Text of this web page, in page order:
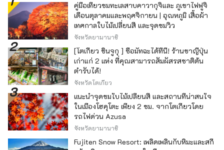
คู่มือเที่ยวชมทะเลสาบคาวากุจิและ ภูเขาไฟฟูจิ
เดือนตุลาคมและพฤศจิกายน | อุณหภูมิ เสื้อผ้า
เทศกาลใบไม้เปลี่ยนสี และจุดชมวิว
จังหวัดยามานาชิ
[โตเกียว ชินจูกุ ] ซื้อมัทฉะได้ที่นี่! ร้านชาญี่ปุ่น
เก่าแก่ 2 แห่ง ที่คุณสามารถสัมผัสรสชาติต้น
ตำรับได้!
จังหวัดโตเกียว
แนะนำจุดชมใบไม้เปลี่ยนสี และสถานที่น่าสนใจ
ในเมืองโฮคุโตะ เพียง 2 ชม. จากโตเกียวโดย
รถไฟด่วน Azusa
จังหวัดยามานาชิ
Fujiten Snow Resort: เพลิดเพลินกับหิมะและสกี